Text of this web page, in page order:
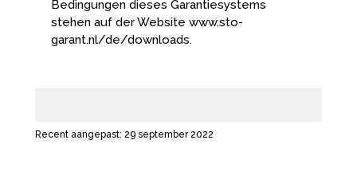
Bedingungen dieses Garantiesystems
stehen auf der Website www.sto-
garant.nl/de/downloads.
Recent aangepast: 29 september 2022